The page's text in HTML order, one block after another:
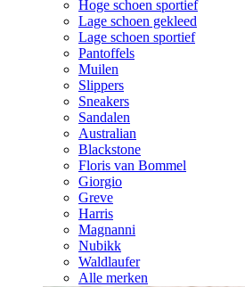
Hoge schoen sportief
Lage schoen gekleed
Lage schoen sportief
Pantoffels
Muilen
Slippers
Sneakers
Sandalen
Australian
Blackstone
Floris van Bommel
Giorgio
Greve
Harris
Magnanni
Nubikk
Waldlaufer
Alle merken